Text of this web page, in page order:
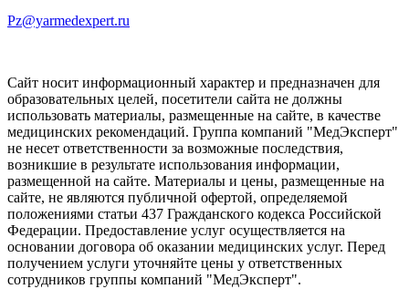
Pz@yarmedexpert.ru
Сайт носит информационный характер и предназначен для
образовательных целей, посетители сайта не должны
использовать материалы, размещенные на сайте, в качестве
медицинских рекомендаций. Группа компаний "МедЭксперт"
не несет ответственности за возможные последствия,
возникшие в результате использования информации,
размещенной на сайте. Материалы и цены, размещенные на
сайте, не являются публичной офертой, определяемой
положениями статьи 437 Гражданского кодекса Российской
Федерации. Предоставление услуг осуществляется на
основании договора об оказании медицинских услуг. Перед
получением услуги уточняйте цены у ответственных
сотрудников группы компаний "МедЭксперт".